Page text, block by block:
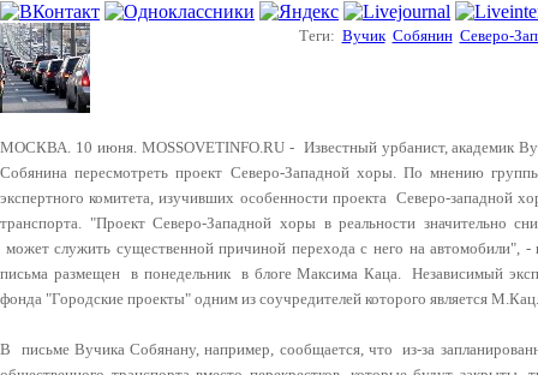
Теги: Вучик Собянин Северо-
МОСКВА. 10 июня. MOSSOVETINFO.RU - Известный урбанист, академик
Собянина пересмотреть проект Северо-Западной хоры. По мнению
экспертного комитета, изучивших особенности проекта Северо-западной
транспорта. "Проект Северо-Западной хоры в реальности значительно
может служить существенной причиной перехода с него на
письма размещен в понедельник в блоге Максима Каца. Независимый
фонда "Городские проекты" одним из соучредителей которого является М.Кац.
В письме Вучика Собянану, например, сообщается, что из-за